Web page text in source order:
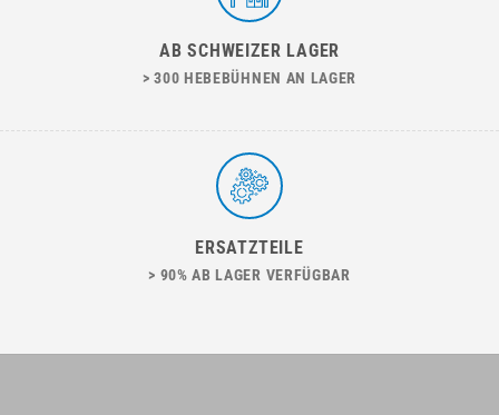
AB SCHWEIZER LAGER
> 300 HEBEBÜHNEN AN LAGER
ERSATZTEILE
> 90% AB LAGER VERFÜGBAR